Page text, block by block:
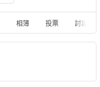
相簿 投票 討論